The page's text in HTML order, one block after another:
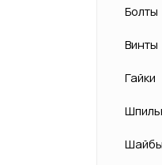
Болты
Винты
Гайки
Шайбы